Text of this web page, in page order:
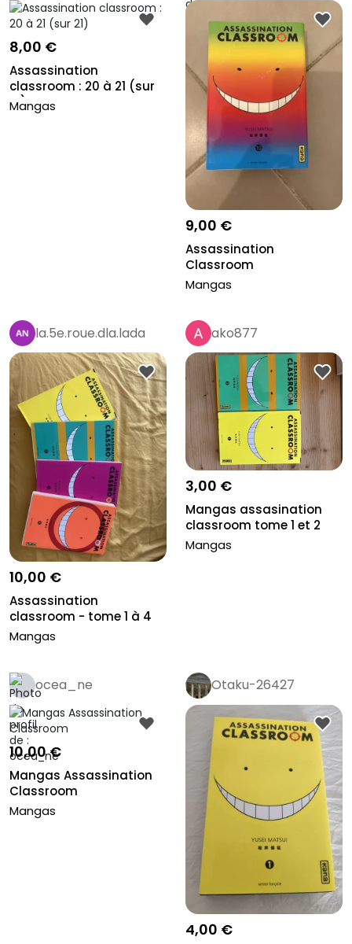
8,00 €
Assassination
classroom : 20 à 21 (sur
21)
Mangas
9,00 €
Assassination
Classroom
Mangas
la.5e.roue.dla.lada
10,00 €
Assassination
classroom - tome 1 à 4
Mangas
ako877
3,00 €
Mangas assasination
classroom tome 1 et 2
Mangas
ocea_ne
10,00 €
Mangas Assassination
Classroom
Mangas
Otaku-26427
4,00 €